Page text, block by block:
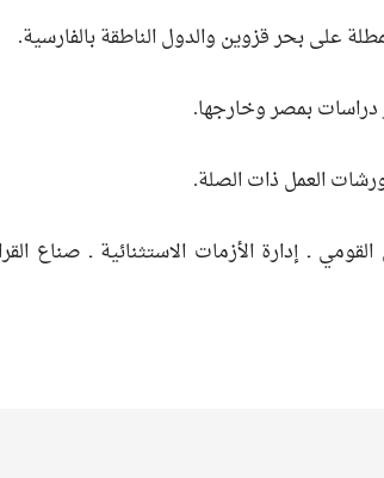
على بحر قزوين والدول الناطقة بالفارسية.
دراسات بمصر وخارجها.
العمل ذات الصلة.
ـ إدارة الأزمات الاستثنائية ـ صناع